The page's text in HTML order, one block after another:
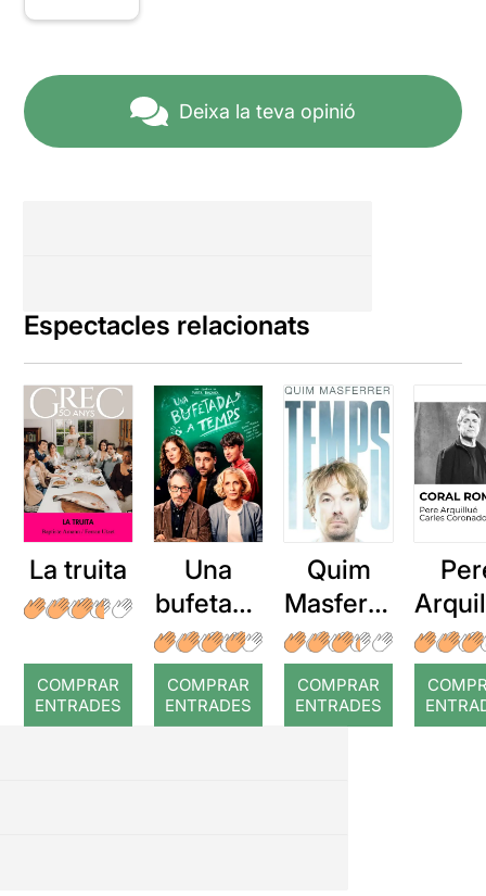
Deixa la teva opinió
Espectacles relacionats
La truita
COMPRAR
ENTRADES
Una
bufetada
a temps
COMPRAR
ENTRADES
Quim
Masferre
r: Temps
COMPRAR
ENTRADES
: